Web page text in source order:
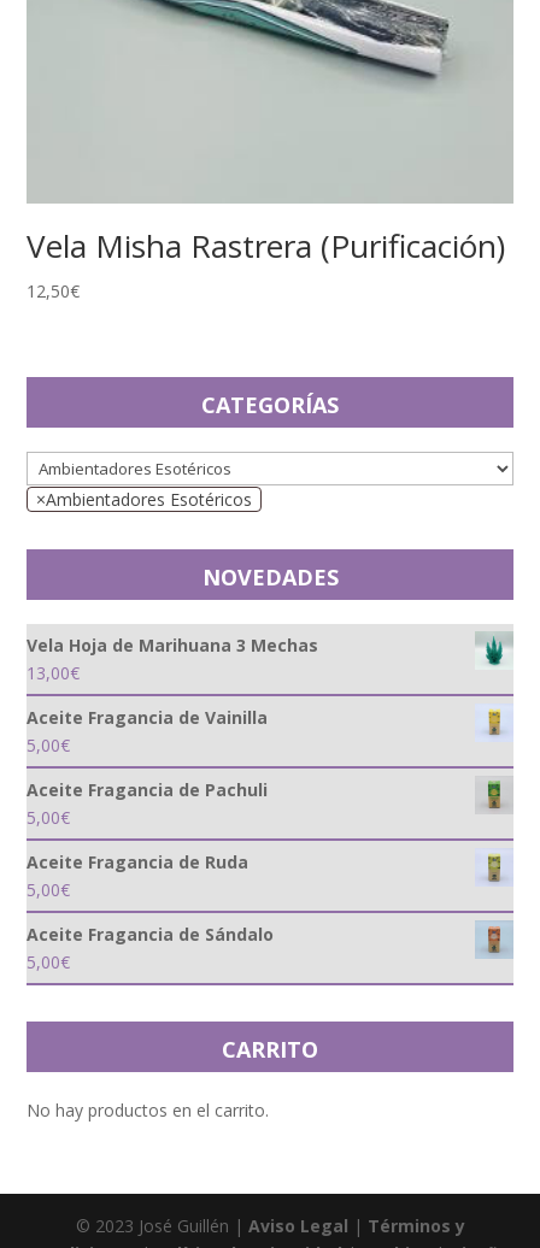
Vela Misha Rastrera (Purificación)
12,50€
CATEGORÍAS
×Ambientadores Esotéricos
NOVEDADES
Vela Hoja de Marihuana 3 Mechas
13,00€
Aceite Fragancia de Vainilla
5,00€
Aceite Fragancia de Pachuli
5,00€
Aceite Fragancia de Ruda
5,00€
Aceite Fragancia de Sándalo
5,00€
CARRITO
No hay productos en el carrito.
© 2023 José Guillén | Aviso Legal | Términos y